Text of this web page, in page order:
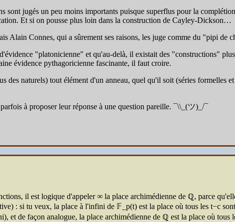
sont jugés un peu moins importants puisque superflus pour la
Et si on pousse plus loin dans la construction de Cayley-Dickson…
Alain Connes, qui a sûrement ses raisons, les juge comme du "pipi de
"platonicienne" et qu'au-delà, il existait des "constructions"
évidence pythagoricienne fascinante, il faut croire.
des naturels) tout élément d'un anneau, quel qu'il soit (séries formelles
à proposer leur réponse à une question pareille. ¯\\_(ツ)_/¯
il est logique d'appeler ∞ la place archimédienne de ℚ, parce
: si tu veux, la place à l'infini de 𝔽_p(t) est la place où tous les t−c
et de façon analogue, la place archimédienne de ℚ est la place où tous